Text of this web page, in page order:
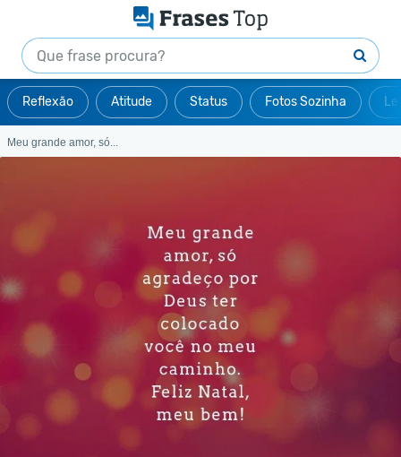
Reflexão Atitude Status Fotos Sozinha
Meu grande amor, só...